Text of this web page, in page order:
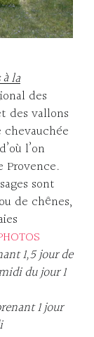
la
des
des vallons
l’on
Provence.
sont
de chênes,
1,5 jour de
du jour 1
1 jour